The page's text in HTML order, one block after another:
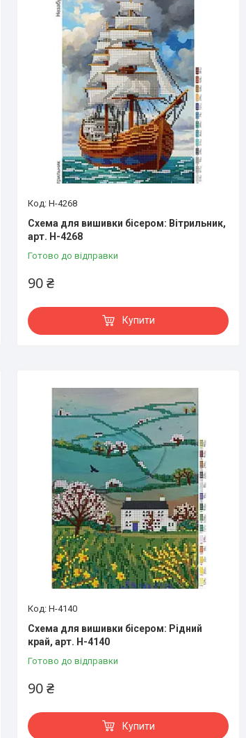
Н-4268
Схема для вишивки бісером: Вітрильник,
арт. Н-4268
Готово до відправки
90 ₴
Купити
Н-4140
Схема для вишивки бісером: Рідний
край, арт. Н-4140
Готово до відправки
90 ₴
Купити